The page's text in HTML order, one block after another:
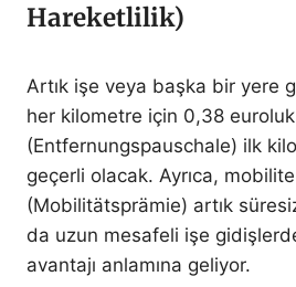
Hareketlilik)
Artık işe veya başka bir yere
her kilometre için 0,38
(Entfernungspauschale) ilk
geçerli olacak. Ayrıca,
(Mobilitätsprämie) artık
da uzun mesafeli işe
avantajı anlamına geliyor.